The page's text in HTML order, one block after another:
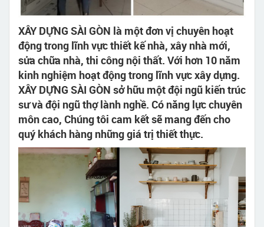
XÂY DỰNG SÀI GÒN là một đơn vị chuyên hoạt
động trong lĩnh vực thiết kế nhà, xây nhà mới,
sửa chữa nhà, thi công nội thất. Với hơn 10 năm
kinh nghiệm hoạt động trong lĩnh vực xây dựng.
XÂY DỰNG SÀI GÒN sở hữu một đội ngũ kiến trúc
sư và đội ngũ thợ lành nghề. Có năng lực chuyên
môn cao, Chúng tôi cam kết sẽ mang đến cho
quý khách hàng những giá trị thiết thực.